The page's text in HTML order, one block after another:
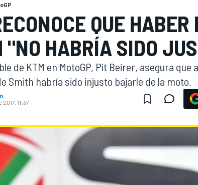
QUE HABER
"NO HABRÍA SIDO
de KTM en MotoGP, Pit Beirer, asegura que
Smith habría sido injusto bajarle de la moto.
2017, 11:37